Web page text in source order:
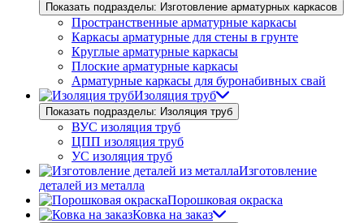
Показать подразделы: Изготовление арматурных каркасов
Пространственные арматурные каркасы
Каркасы арматурные для стены в грунте
Круглые арматурные каркасы
Плоские арматурные каркасы
Арматурные каркасы для буронабивных свай
Изоляция труб
Показать подразделы: Изоляция труб
ВУС изоляция труб
ЦПП изоляция труб
УС изоляция труб
Изготовление
деталей из металла
Порошковая окраска
Ковка на заказ